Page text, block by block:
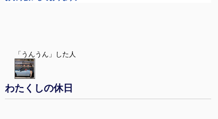
「うんうん」した人
わたくしの休日